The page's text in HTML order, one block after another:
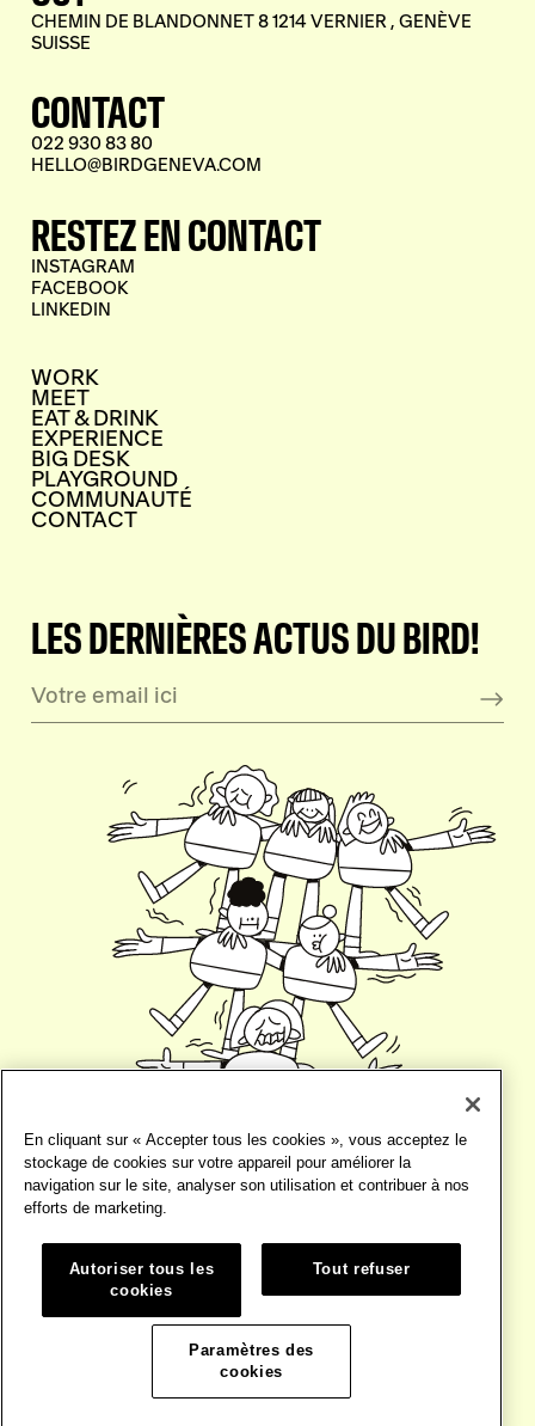
CHEMIN DE BLANDONNET 8 1214 VERNIER , GENÈVE
SUISSE
CONTACT
022 930 83 80
HELLO@BIRDGENEVA.COM
RESTEZ EN CONTACT
INSTAGRAM
FACEBOOK
LINKEDIN
WORK
MEET
EAT & DRINK
EXPERIENCE
BIG DESK
PLAYGROUND
COMMUNAUTÉ
CONTACT
LES DERNIÈRES ACTUS DU BIRD!
©2026 TERMES ET CONDITIONS
WEBSITE PARBASE DESIGN
En cliquant sur « Accepter tous les cookies », vous acceptez le
stockage de cookies sur votre appareil pour améliorer la
navigation sur le site, analyser son utilisation et contribuer à nos
efforts de marketing.
Autoriser tous les
cookies
Tout refuser
Paramètres des
cookies